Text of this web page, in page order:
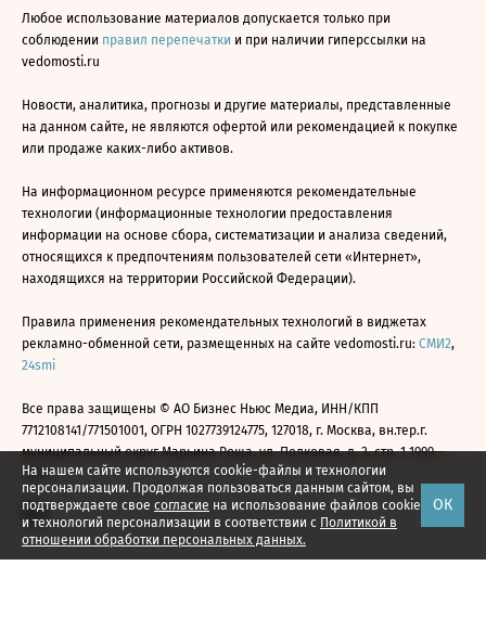
На нашем сайте используются cookie-файлы и технологии
персонализации. Продолжая пользоваться данным сайтом, вы
подтверждаете свое согласие на использование файлов cookie
и технологий персонализации в соответствии с Политикой в
отношении обработки персональных данных.
ОК
Любое использование материалов допускается только при
соблюдении правил перепечатки и при наличии гиперссылки на
vedomosti.ru
Новости, аналитика, прогнозы и другие материалы, представленные
на данном сайте, не являются офертой или рекомендацией к покупке
или продаже каких-либо активов.
На информационном ресурсе применяются рекомендательные
технологии (информационные технологии предоставления
информации на основе сбора, систематизации и анализа сведений,
относящихся к предпочтениям пользователей сети «Интернет»,
находящихся на территории Российской Федерации).
Правила применения рекомендательных технологий в виджетах
рекламно-обменной сети, размещенных на сайте vedomosti.ru: СМИ2,
24smi
Все права защищены © АО Бизнес Ньюс Медиа, ИНН/КПП
7712108141/771501001, ОГРН 1027739124775, 127018, г. Москва, вн.тер.г.
муниципальный округ Марьина Роща, ул. Полковая, д. 3, стр. 1 1999—
2026